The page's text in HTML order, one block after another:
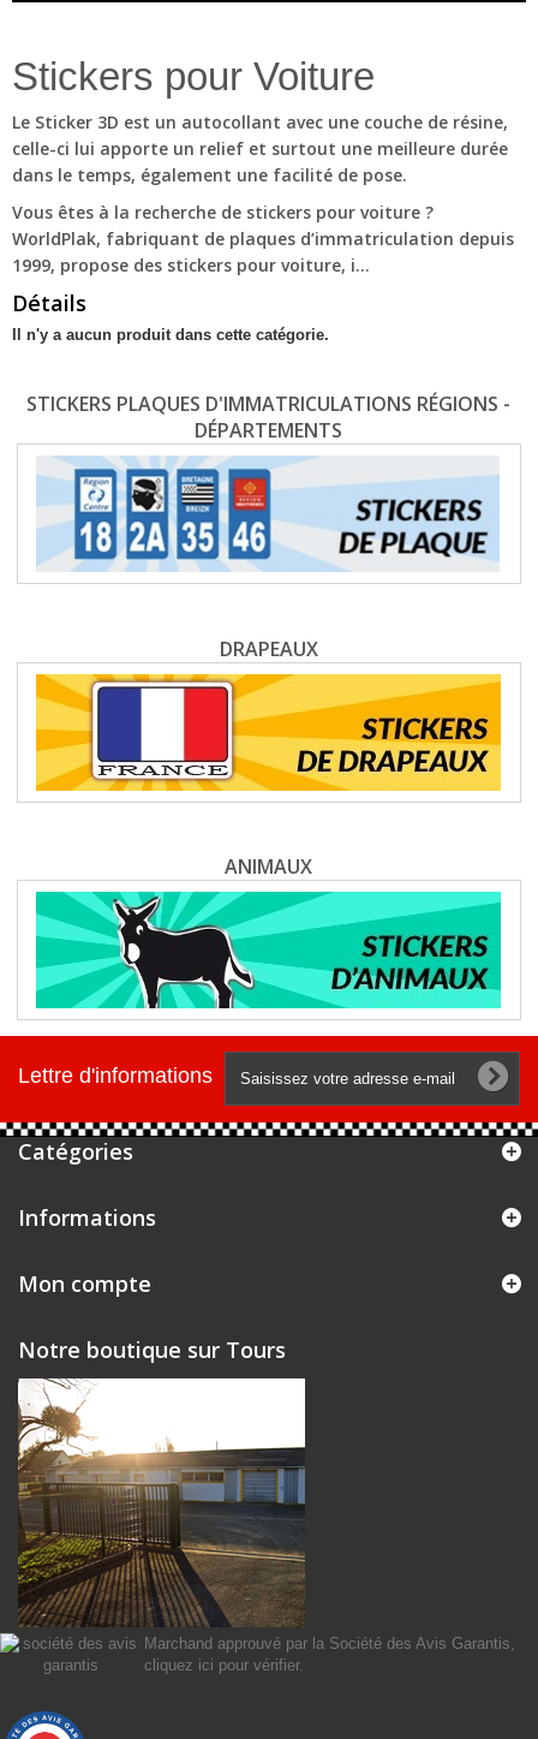
Stickers pour Voiture
Le Sticker 3D est un autocollant avec une couche de résine,
celle-ci lui apporte un relief et surtout une meilleure durée
dans le temps, également une facilité de pose.
Vous êtes à la recherche de stickers pour voiture ?
WorldPlak, fabriquant de plaques d’immatriculation depuis
1999, propose des stickers pour voiture, i...
Détails
Il n'y a aucun produit dans cette catégorie.
STICKERS PLAQUES D'IMMATRICULATIONS RÉGIONS -
DÉPARTEMENTS
DRAPEAUX
ANIMAUX
Lettre d'informations
Catégories
Informations
Mon compte
Notre boutique sur Tours
Marchand approuvé par la Société des Avis Garantis,
cliquez ici pour vérifier.